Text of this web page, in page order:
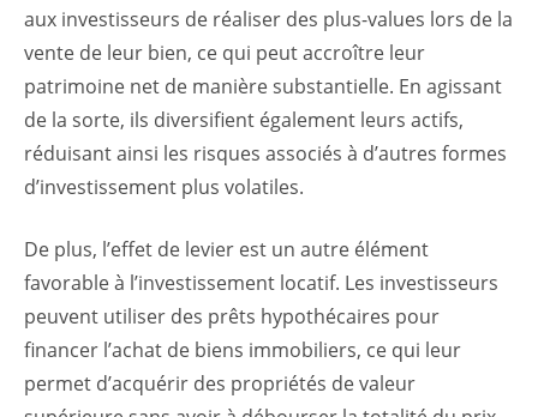
aux investisseurs de réaliser des plus-values lors de la
vente de leur bien, ce qui peut accroître leur
patrimoine net de manière substantielle. En agissant
de la sorte, ils diversifient également leurs actifs,
réduisant ainsi les risques associés à d’autres formes
d’investissement plus volatiles.
De plus, l’effet de levier est un autre élément
favorable à l’investissement locatif. Les investisseurs
peuvent utiliser des prêts hypothécaires pour
financer l’achat de biens immobiliers, ce qui leur
permet d’acquérir des propriétés de valeur